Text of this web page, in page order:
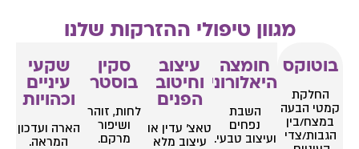
מגוון טיפולי ההזרקות שלנו
בוטוקס
החלקת
קמטי הבעה
במצח/בין
הגבות/צדי
חומצה
היאלורונית
השבת
נפחים
ועיצוב טבעי.
עיצוב
וחיטוב
הפנים
טאצ’ עדין או
עיצוב מלא
סקין
בוסטר
לחות, זוהר
ושיפור
מרקם.
שקעי
עיניים
וכהויות
הארה ועדכון
המראה.